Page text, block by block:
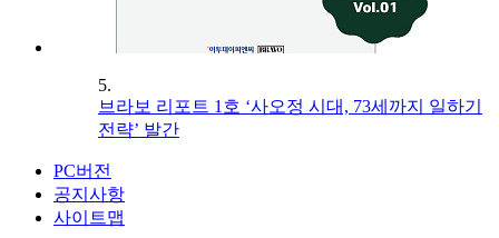
5.
브라보 리포트 1호 ‘사오정 시대, 73세까지 일하기
전략’ 발간
PC버전
공지사항
사이트맵